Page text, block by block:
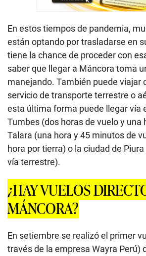
En estos tiempos de pandemia,
están optando por trasladarse en
tiene la chance de proceder con
saber que llegar a Máncora toma
manejando. También puede viajar
servicio de transporte terrestre o
esta última forma puede llegar vía
Tumbes (dos horas de vuelo y una
Talara (una hora y 45 minutos de
hora por tierra) o la ciudad de
vía terrestre).
¿HAY VUELOS
MÁNCORA?
En setiembre se realizó el primer
través de la empresa Wayra Perú)